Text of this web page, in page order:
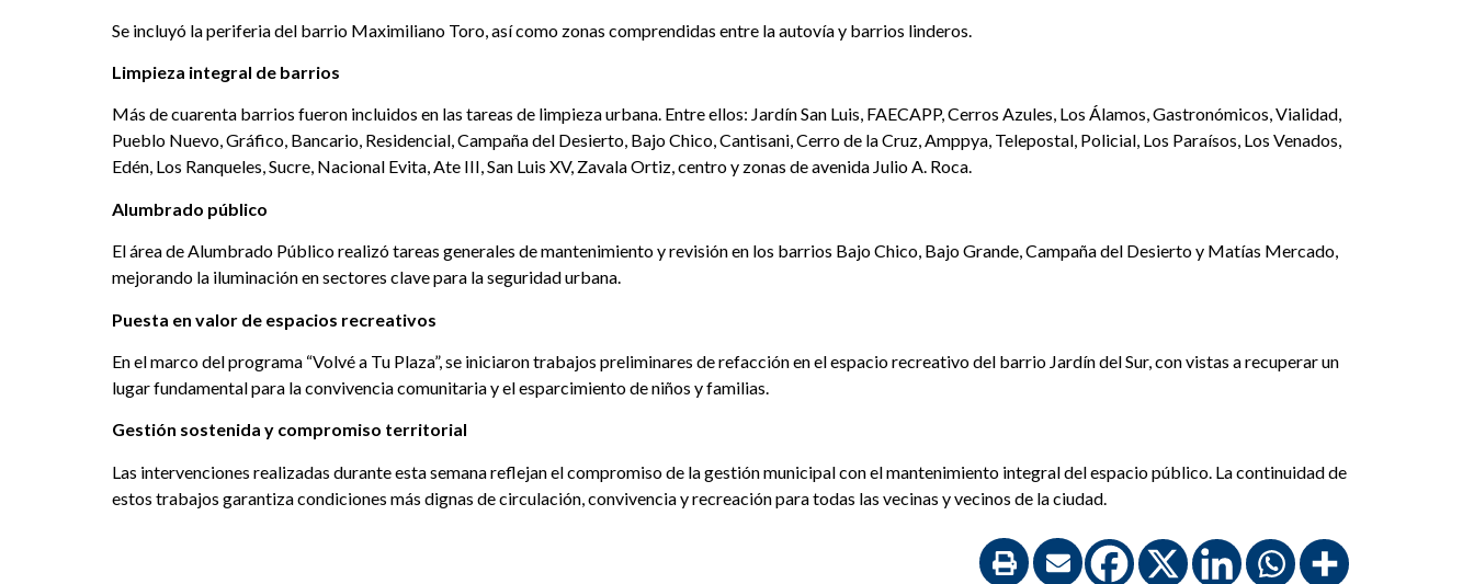
Se incluyó la periferia del barrio Maximiliano Toro, así como zonas comprendidas entre la autovía y barrios linderos.
Limpieza integral de barrios
Más de cuarenta barrios fueron incluidos en las tareas de limpieza urbana. Entre ellos: Jardín San Luis, FAECAPP, Cerros Azules, Los Álamos, Gastronómicos, Vialidad,
Pueblo Nuevo, Gráfico, Bancario, Residencial, Campaña del Desierto, Bajo Chico, Cantisani, Cerro de la Cruz, Amppya, Telepostal, Policial, Los Paraísos, Los Venados,
Edén, Los Ranqueles, Sucre, Nacional Evita, Ate III, San Luis XV, Zavala Ortiz, centro y zonas de avenida Julio A. Roca.
Alumbrado público
El área de Alumbrado Público realizó tareas generales de mantenimiento y revisión en los barrios Bajo Chico, Bajo Grande, Campaña del Desierto y Matías Mercado,
mejorando la iluminación en sectores clave para la seguridad urbana.
Puesta en valor de espacios recreativos
En el marco del programa “Volvé a Tu Plaza”, se iniciaron trabajos preliminares de refacción en el espacio recreativo del barrio Jardín del Sur, con vistas a recuperar un
lugar fundamental para la convivencia comunitaria y el esparcimiento de niños y familias.
Gestión sostenida y compromiso territorial
Las intervenciones realizadas durante esta semana reflejan el compromiso de la gestión municipal con el mantenimiento integral del espacio público. La continuidad de
estos trabajos garantiza condiciones más dignas de circulación, convivencia y recreación para todas las vecinas y vecinos de la ciudad.